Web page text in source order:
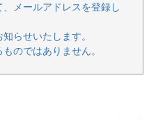
メールアドレスを登録し
らせいたします。
のではありません。